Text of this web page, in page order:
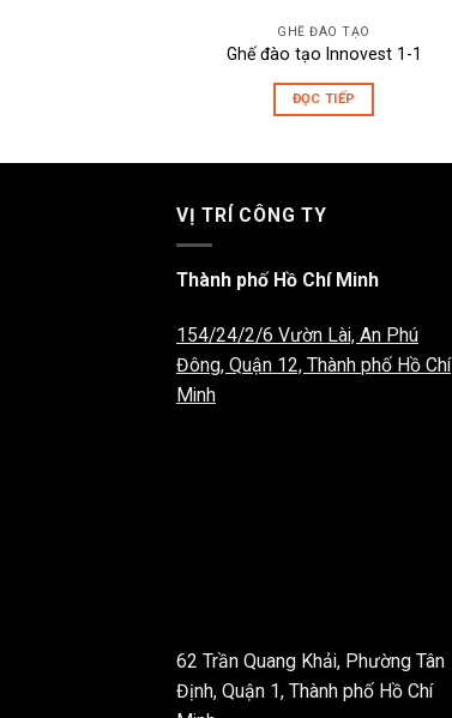
GHẾ ĐÀO TẠO
Ghế đào tạo Innovest 1-1
ĐỌC TIẾP
VỊ TRÍ CÔNG TY
Thành phố Hồ Chí Minh
154/24/2/6 Vườn Lài, An Phú
Đông, Quận 12, Thành phố Hồ Chí
Minh
62 Trần Quang Khải, Phường Tân
Định, Quận 1, Thành phố Hồ Chí